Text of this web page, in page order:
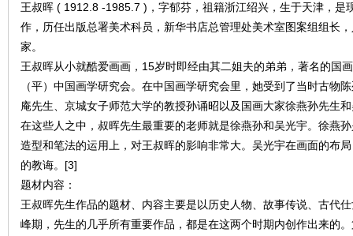
王叔晖 ( 1912.8 -1985.7 )，字郁芬，祖籍浙江绍兴，生于天津，是
作，历任出版总署美术科员，新华书店总管理处美术室图案组组长
家。
王叔晖从小就酷爱画画，15岁时即经由其二姐夫的弟弟，著名的国
（平）中国画学研究会。在中国画学研究会里，她受到了当时古物
庵先生、京城女子师范大学的教授孙诵昭以及国画大家徐燕孙先生
在这些人之中，叔晖先生最重要的老师就是徐燕孙和吴光宇。徐燕
造型和笔法的运用上，对王叔晖的影响非常大。吴光宇在画面的布
的教诲。[3]
题材内容：
王叔晖先生作品的题材、内容主要是以历史人物、故事传说、古代
峰期，先生的几乎所有重要作品，都是在这两个时期内创作出来的